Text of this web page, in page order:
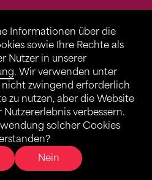
Informationen über die
sowie Ihre Rechte als
Nutzer in unserer
. Wir verwenden unter
nicht zwingend erforderlich
zu nutzen, aber die Website
verbessern.
solcher Cookies
Nein